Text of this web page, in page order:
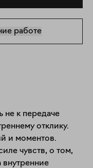
работе
к передаче
отклику.
и моментов.
чувств, о том,
внутренние